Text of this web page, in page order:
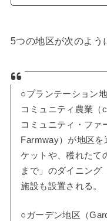
5つの地区が次のよう
○プランテーション
コミュニティ農業（
コミュニティ・ファ
Farmway）が地区を
ケットや、穫れたて
まで」のダイニング
施設も設置される。
○ガーデン地区（